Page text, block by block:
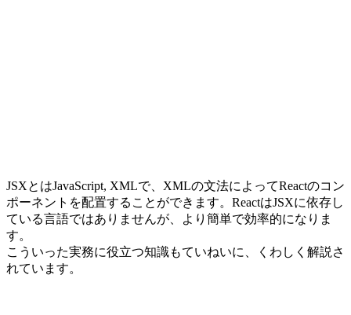
JSXとはJavaScript, XMLで、XMLの文法によってReactのコン
ポーネントを配置することができます。ReactはJSXに依存し
ている言語ではありませんが、より簡単で効率的になりま
す。
こういった実務に役立つ知識もていねいに、くわしく解説さ
れています。